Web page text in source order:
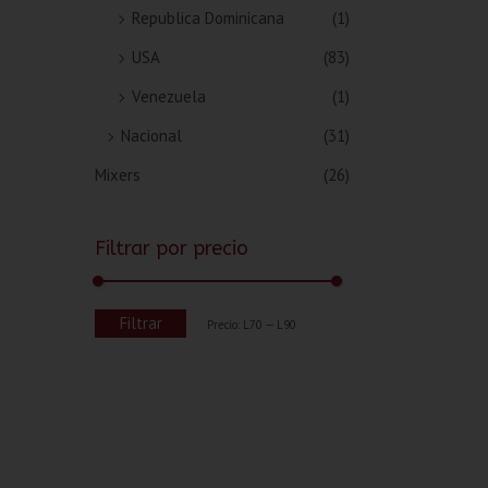
Republica Dominicana
(1)
USA
(83)
Venezuela
(1)
Nacional
(31)
Mixers
(26)
Filtrar por precio
Filtrar Precio: L70 — L90